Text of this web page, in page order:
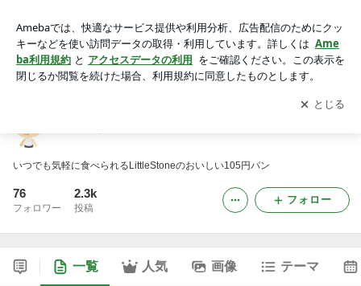
アプリをダウンロードして ブログの更新通知
を受け取りまし
ょう。
開く
いつでも気軽に食べられるLittleStoneのおいしい105円パン
76
フォロワー
2.3k
投稿
フォロー
一覧 人気 画像 テーマ